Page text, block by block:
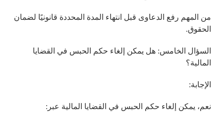
من المهم رفع الدعاوى قبل انتهاء المدة المحددة قانونيًا لضمان
الحقوق.
السؤال الخامس: هل يمكن إلغاء حكم الحبس في القضايا
المالية؟
الإجابة:
نعم، يمكن إلغاء حكم الحبس في القضايا المالية عبر: